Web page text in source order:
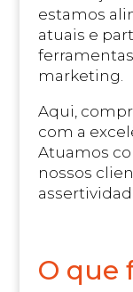
estamos
atuais e
marketing.
Aqui,
com a
Atuamos
nossos
O que